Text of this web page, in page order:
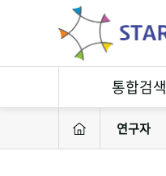
통합검색
연구정보검색
연구자